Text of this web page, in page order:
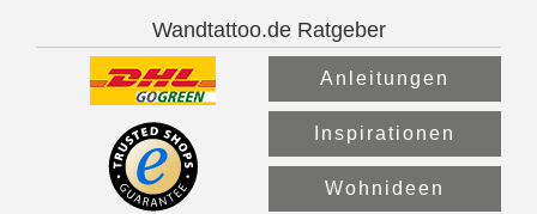
Wandtattoo.de Ratgeber
Anleitungen
Inspirationen
Wohnideen